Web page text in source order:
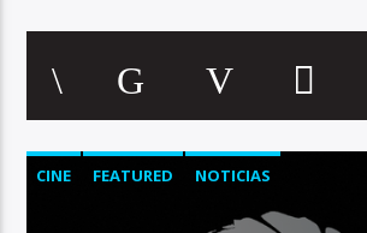
CINE FEATURED NOTICIAS